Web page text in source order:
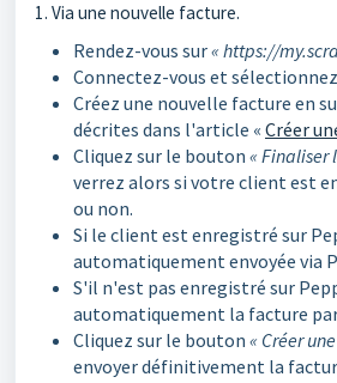
1. Via une nouvelle facture.
Rendez-vous sur« https://
Connectez-vous et
Créez une nouvelle facture en
décrites dans l'article « Créer
Cliquez sur le bouton « Finaliser
verrez alors si votre client est
ou non.
Si le client est enregistré sur
automatiquement envoyée via
S'il n'est pas enregistré sur
automatiquement la facture
Cliquez sur le bouton « Créer
envoyer définitivement la